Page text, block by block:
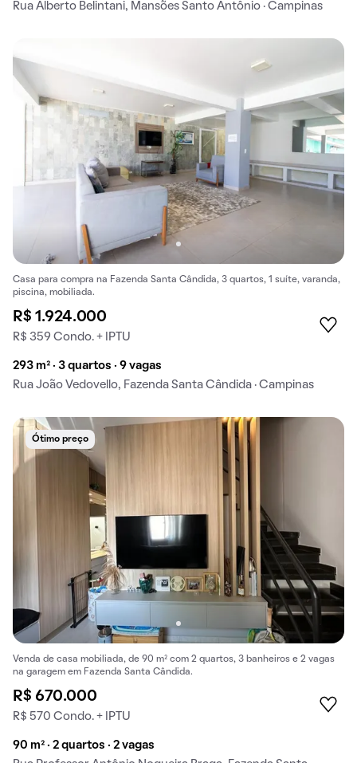
Rua Alberto Belintani, Mansões Santo Antônio · Campinas
Casa para compra na Fazenda Santa Cândida, 3 quartos, 1 suíte, varanda,
piscina, mobiliada.
R$ 1.924.000
R$ 359 Condo. + IPTU
293 m² · 3 quartos · 9 vagas
Rua João Vedovello, Fazenda Santa Cândida · Campinas
Ótimo preço
Venda de casa mobiliada, de 90 m² com 2 quartos, 3 banheiros e 2 vagas
na garagem em Fazenda Santa Cândida.
R$ 670.000
R$ 570 Condo. + IPTU
90 m² · 2 quartos · 2 vagas